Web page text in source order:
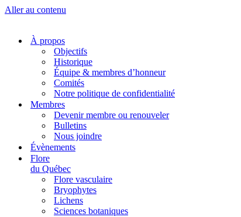
Aller au contenu
À propos
Objectifs
Historique
Équipe & membres d’honneur
Comités
Notre politique de confidentialité
Membres
Devenir membre ou renouveler
Bulletins
Nous joindre
Évènements
Flore
du Québec
Flore vasculaire
Bryophytes
Lichens
Sciences botaniques